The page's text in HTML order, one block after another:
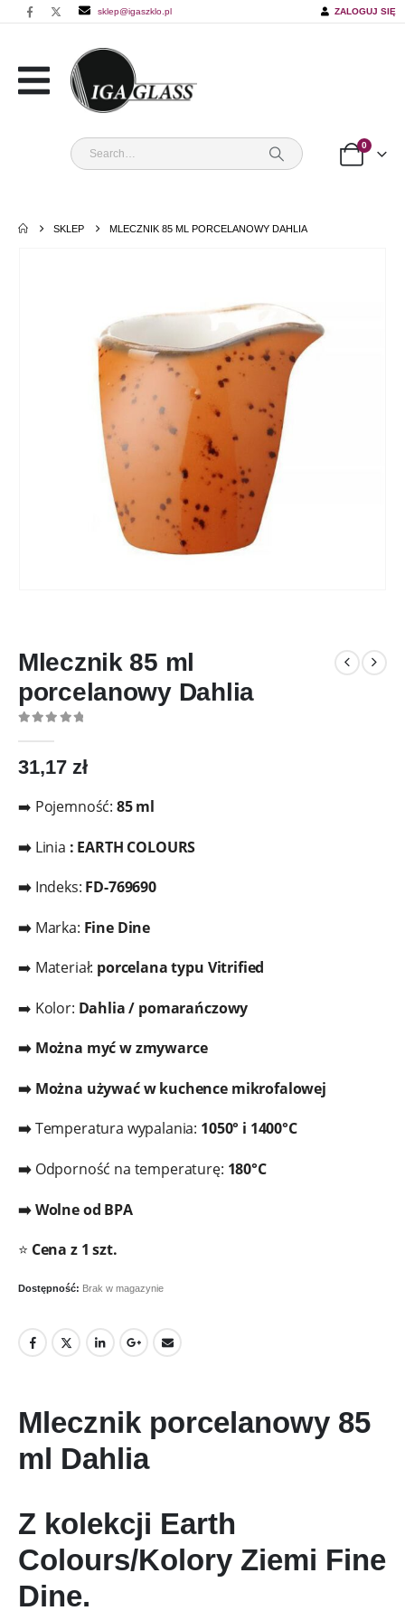
sklep@igaszklo.pl ZALOGUJ SIĘ
0
SKLEP MLECZNIK 85 ML PORCELANOWY DAHLIA
Mlecznik 85 ml
porcelanowy Dahlia
31,17 zł
➡️ Pojemność: 85ml
➡️ Linia : EARTH COLOURS
➡️ Indeks: FD-769690
➡️ Marka: Fine Dine
➡️ Materiał: porcelana typu Vitrified
➡️ Kolor: Dahlia / pomarańczowy
➡️ Można myć w zmywarce
➡️ Można używać w kuchence mikrofalowej
➡️Temperatura wypalania: 1050° i 1400°C
➡️ Odporność na temperaturę: 180°C
➡️ Wolne od BPA
⭐ Cena z 1 szt.
Dostępność: Brak w magazynie
Mlecznik porcelanowy 85
ml Dahlia
Z kolekcji Earth
Colours/Kolory Ziemi Fine
Dine.